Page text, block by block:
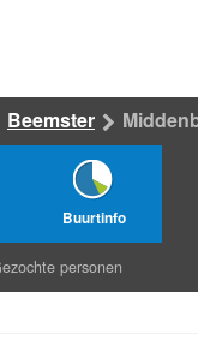
Beemster
Buurtinfo
personen